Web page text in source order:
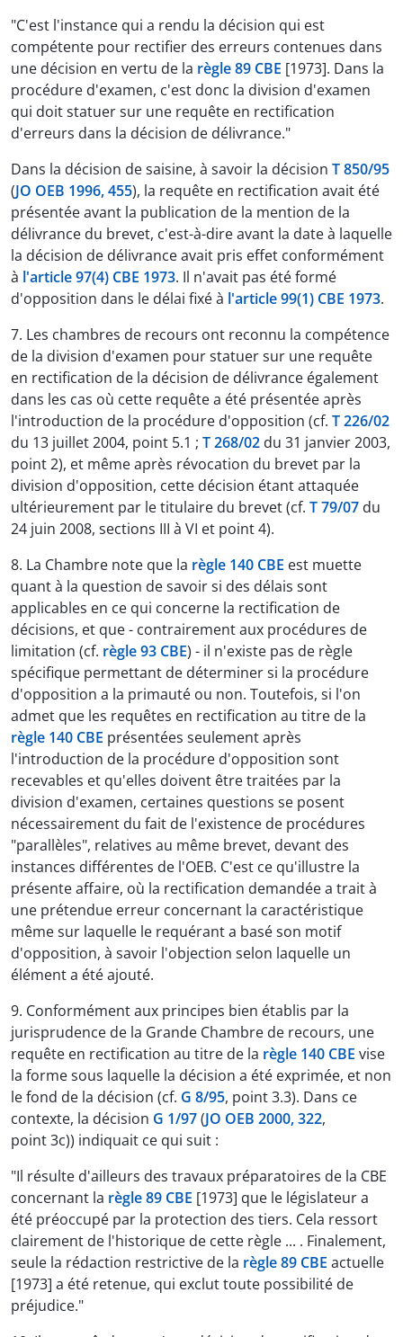
"C'est l'instance qui a rendu la décision qui est
compétente pour rectifier des erreurs contenues dans
une décision en vertu de la règle 89 CBE [1973]. Dans la
procédure d'examen, c'est donc la division d'examen
qui doit statuer sur une requête en rectification
d'erreurs dans la décision de délivrance."
Dans la décision de saisine, à savoir la décision T 850/95
(JO OEB 1996, 455), la requête en rectification avait été
présentée avant la publication de la mention de la
délivrance du brevet, c'est-à-dire avant la date à laquelle
la décision de délivrance avait pris effet conformément
à l'article 97(4) CBE 1973. Il n'avait pas été formé
d'opposition dans le délai fixé à l'article 99(1) CBE 1973.
7. Les chambres de recours ont reconnu la compétence
de la division d'examen pour statuer sur une requête
en rectification de la décision de délivrance également
dans les cas où cette requête a été présentée après
l'introduction de la procédure d'opposition (cf. T 226/02
du 13 juillet 2004, point 5.1 ; T 268/02 du 31 janvier 2003,
point 2), et même après révocation du brevet par la
division d'opposition, cette décision étant attaquée
ultérieurement par le titulaire du brevet (cf. T 79/07 du
24 juin 2008, sections III à VI et point 4).
8. La Chambre note que la règle 140 CBE est muette
quant à la question de savoir si des délais sont
applicables en ce qui concerne la rectification de
décisions, et que - contrairement aux procédures de
limitation (cf. règle 93 CBE) - il n'existe pas de règle
spécifique permettant de déterminer si la procédure
d'opposition a la primauté ou non. Toutefois, si l'on
admet que les requêtes en rectification au titre de la
règle 140 CBE présentées seulement après
l'introduction de la procédure d'opposition sont
recevables et qu'elles doivent être traitées par la
division d'examen, certaines questions se posent
nécessairement du fait de l'existence de procédures
"parallèles", relatives au même brevet, devant des
instances différentes de l'OEB. C'est ce qu'illustre la
présente affaire, où la rectification demandée a trait à
une prétendue erreur concernant la caractéristique
même sur laquelle le requérant a basé son motif
d'opposition, à savoir l'objection selon laquelle un
élément a été ajouté.
9. Conformément aux principes bien établis par la
jurisprudence de la Grande Chambre de recours, une
requête en rectification au titre de la règle 140 CBE vise
la forme sous laquelle la décision a été exprimée, et non
le fond de la décision (cf. G 8/95, point 3.3). Dans ce
contexte, la décision G 1/97(JO OEB 2000, 322,
point 3c)) indiquait ce qui suit :
"Il résulte d'ailleurs des travaux préparatoires de la CBE
concernant la règle 89 CBE [1973] que le législateur a
été préoccupé par la protection des tiers. Cela ressort
clairement de l'historique de cette règle ... . Finalement,
seule la rédaction restrictive de la règle 89 CBE actuelle
[1973] a été retenue, qui exclut toute possibilité de
préjudice."